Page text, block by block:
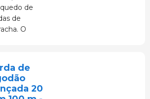
de
de
O
agressões e
de
20